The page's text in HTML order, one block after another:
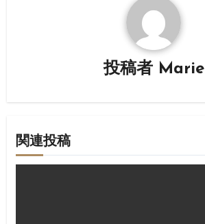
投稿者 Marie
関連投稿